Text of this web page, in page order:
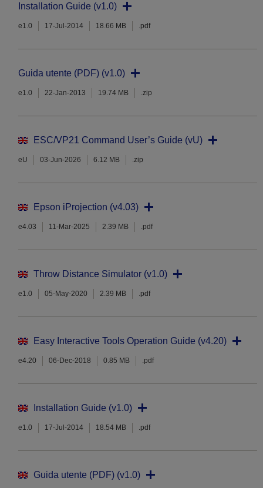
Installation Guide (v1.0)
e1.0 17-Jul-2014 18.66 MB .pdf
Guida utente (PDF) (v1.0)
e1.0 22-Jan-2013 19.74 MB .zip
ESC/VP21 Command User’s Guide (vU)
eU 03-Jun-2026 6.12 MB .zip
Epson iProjection (v4.03)
e4.03 11-Mar-2025 2.39 MB .pdf
Throw Distance Simulator (v1.0)
e1.0 05-May-2020 2.39 MB .pdf
Easy Interactive Tools Operation Guide (v4.20)
e4.20 06-Dec-2018 0.85 MB .pdf
Installation Guide (v1.0)
e1.0 17-Jul-2014 18.54 MB .pdf
Guida utente (PDF) (v1.0)